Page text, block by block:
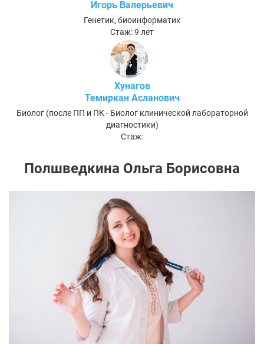
Игорь Валерьевич
Генетик, биоинформатик
Стаж: 9 лет
Хунагов
Темиркан Асланович
Биолог (после ПП и ПК - Биолог клинической лабораторной
диагностики)
Стаж:
Полшведкина Ольга Борисовна